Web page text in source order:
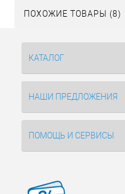
ПОХОЖИЕ ТОВАРЫ (8)
КАТАЛОГ
НАШИ ПРЕДЛОЖЕНИЯ
ПОМОЩЬ И СЕРВИСЫ